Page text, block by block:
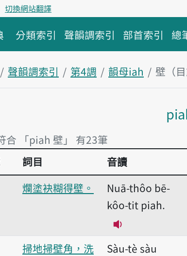
切換網站翻譯
分類索引 聲韻調索引 部首索引 總
聲韻調索引 第4調 韻母iah
壁（目
合 「piah 壁」 有23筆
合 「piah 壁」 有23筆
詞目 音讀
爛塗袂糊得壁。
Nuā-thôo bē-
kôo-tit piah.
播放音讀
掃地掃壁角，洗
Sàu-tè sàu